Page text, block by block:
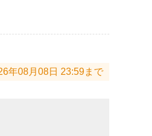
年08月08日 23:59まで